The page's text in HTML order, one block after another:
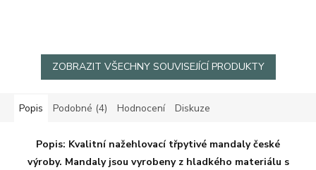
ZOBRAZIT VŠECHNY SOUVISEJÍCÍ PRODUKTY
Popis Podobné (4) Hodnocení Diskuze
Popis: Kvalitní nažehlovací třpytivé mandaly české
výroby. Mandaly jsou vyrobeny z hladkého materiálu s